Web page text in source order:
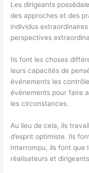
Les dirigeants
des approches et des
individus
perspectives
Ils font les choses
leurs capacités de
événements les
événements pour faire
les circonstances.
Au lieu de cela, ils
d’esprit optimiste. Ils
Interrompu, ils font que
réalisateurs et